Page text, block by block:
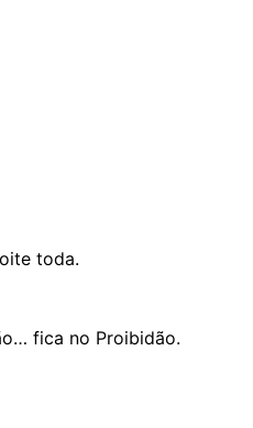
toda.
fica no Proibidão.